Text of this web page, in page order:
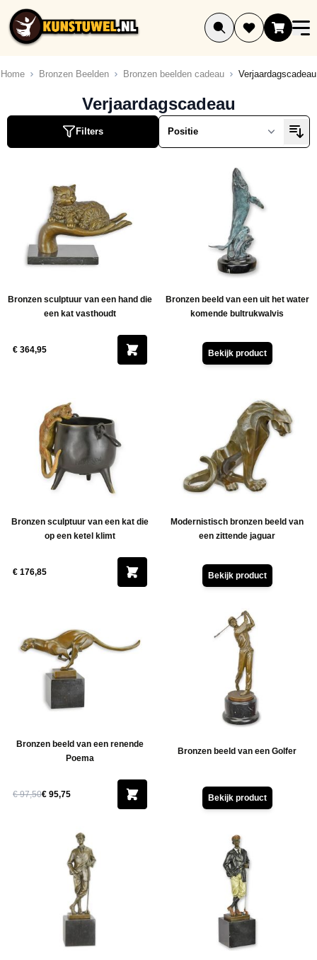
Ga naar de inhoud
Home Bronzen Beelden Bronzen beelden cadeau Verjaardagscadeau
Verjaardagscadeau
Filters
Bronzen sculptuur van een hand die
een kat vasthoudt
€ 364,95
Bronzen beeld van een uit het water
komende bultrukwalvis
Bekijk product
Bronzen sculptuur van een kat die
op een ketel klimt
€ 176,85
Modernistisch bronzen beeld van
een zittende jaguar
Bekijk product
Bronzen beeld van een renende
Poema
€ 97,50€ 95,75
Bronzen beeld van een Golfer
Bekijk product